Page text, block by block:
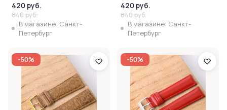
420 руб.
840 руб.
В магазине: Санкт-
Петербург
420 руб.
840 руб.
В магазине: Санкт-
Петербург
-50% -50%